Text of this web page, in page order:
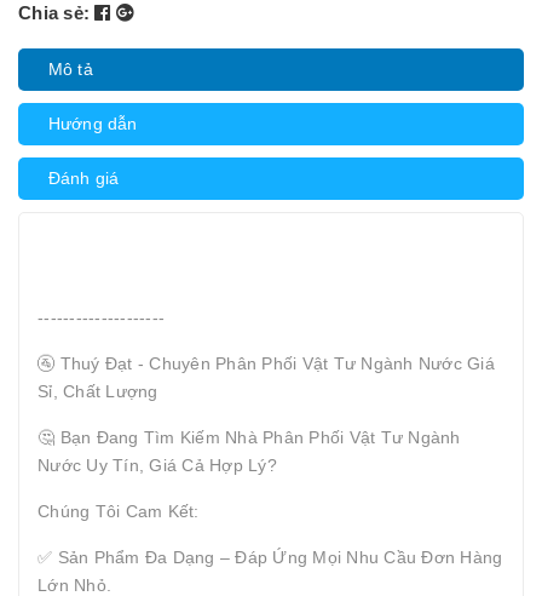
Chia sẻ:
Mô tả
Hướng dẫn
Đánh giá
--------------------
🚰 Thuý Đạt - Chuyên Phân Phối Vật Tư Ngành Nước Giá
Sỉ, Chất Lượng
🤔 Bạn Đang Tìm Kiếm Nhà Phân Phối Vật Tư Ngành
Nước Uy Tín, Giá Cả Hợp Lý?
Chúng Tôi Cam Kết:
✅ Sản Phẩm Đa Dạng – Đáp Ứng Mọi Nhu Cầu Đơn Hàng
Lớn Nhỏ.